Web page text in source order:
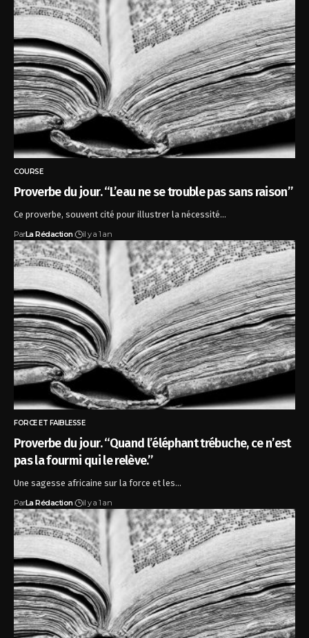
COURSE
Proverbe du jour. “L’eau ne se trouble pas sans raison”
Ce proverbe, souvent cité pour illustrer la nécessité…
ParLa Rédaction il y a 1 an
FORCE ET FAIBLESSE
Proverbe du jour. “Quand l’éléphant trébuche, ce n’est
pas la fourmi qui le relève.”
Une sagesse africaine sur la force et les…
ParLa Rédaction il y a 1 an